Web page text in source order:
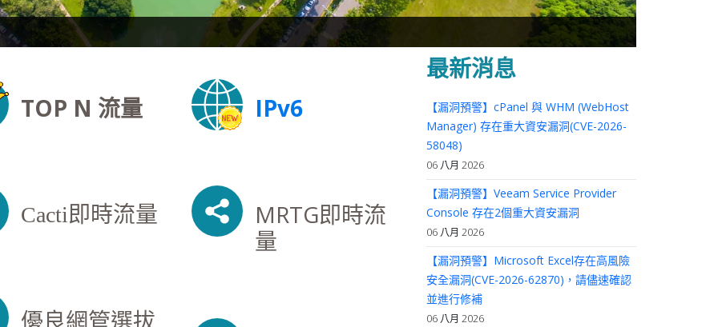
TOP N 流量
Cacti即時流量
優良網管選拔
IPv6
MRTG即時流
量
最新消息
【漏洞預警】cPanel 與 WHM (WebHost
Manager) 存在重大資安漏洞(CVE-2026-
58048)
06 八月 2026
【漏洞預警】Veeam Service Provider
Console 存在2個重大資安漏洞
06 八月 2026
【漏洞預警】Microsoft Excel存在高風險
安全漏洞(CVE-2026-62870)，請儘速確認
並進行修補
06 八月 2026